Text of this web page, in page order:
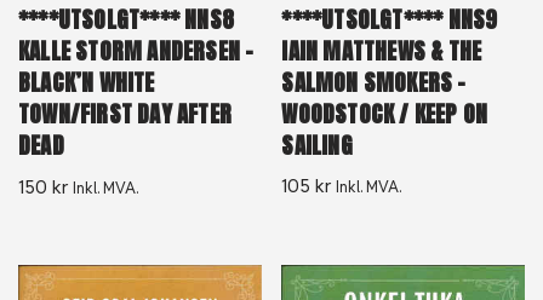
****UTSOLGT**** NNS8
KALLE STORM ANDERSEN ‎–
BLACK’N WHITE
TOWN/FIRST DAY AFTER
DEAD
150 kr Inkl. MVA.
****UTSOLGT**** NNS9
IAIN MATTHEWS & THE
SALMON SMOKERS ‎–
WOODSTOCK / KEEP ON
SAILING
105kr Inkl. MVA.